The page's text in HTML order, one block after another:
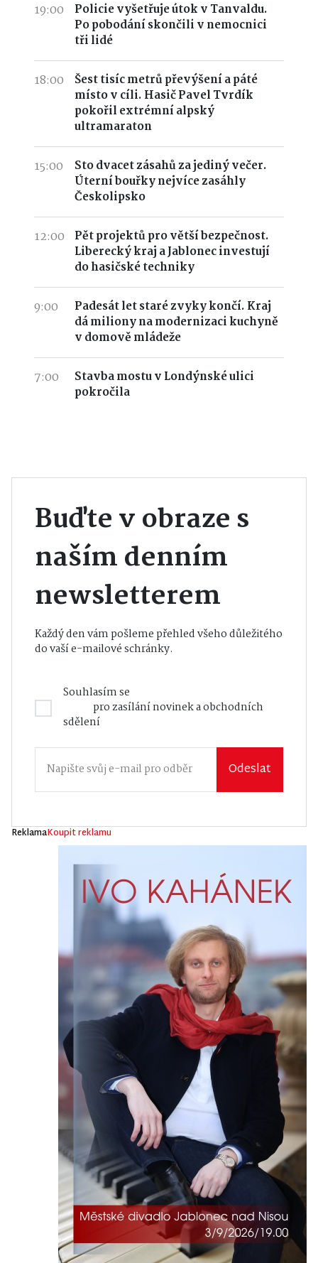
19:00
Policie vyšetřuje útok v Tanvaldu.
Po pobodání skončili v nemocnici
tři lidé
18:00
Šest tisíc metrů převýšení a páté
místo v cíli. Hasič Pavel Tvrdík
pokořil extrémní alpský
ultramaraton
15:00
Sto dvacet zásahů za jediný večer.
Úterní bouřky nejvíce zasáhly
Českolipsko
12:00
Pět projektů pro větší bezpečnost.
Liberecký kraj a Jablonec investují
do hasičské techniky
9:00
Padesát let staré zvyky končí. Kraj
dá miliony na modernizaci kuchyně
v domově mládeže
7:00
Stavba mostu v Londýnské ulici
pokročila
Buďte v obraze s
naším denním
newsletterem
Každý den vám pošleme přehled všeho důležitého
do vaší e-mailové schránky.
Souhlasím se
pro zasílání novinek a obchodních
sdělení
Odeslat
ReklamaKoupit reklamu